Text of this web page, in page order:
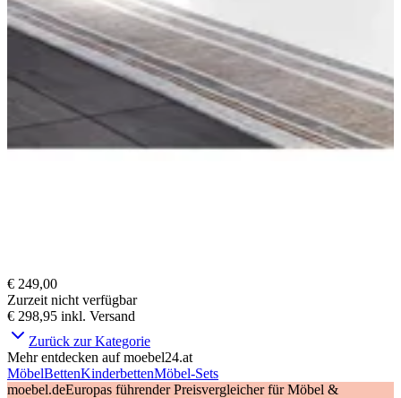
€ 249,00
Zurzeit nicht verfügbar
€ 298,95 inkl. Versand
Zurück zur Kategorie
Mehr entdecken auf moebel24.at
MöbelBettenKinderbettenMöbel-Sets
moebel.deEuropas führender Preisvergleicher für Möbel &